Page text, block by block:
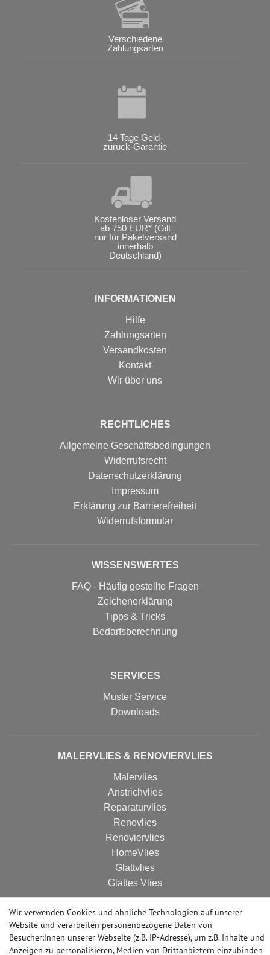
Verschiedene
Zahlungsarten
14 Tage Geld-
zurück-Garantie
Kostenloser Versand
ab 750 EUR* (Gilt
nur für Paketversand
innerhalb
Deutschland)
INFORMATIONEN
Hilfe
Zahlungsarten
Versandkosten
Kontakt
Wir über uns
RECHTLICHES
Allgemeine Geschäftsbedingungen
Widerrufsrecht
Datenschutzerklärung
Impressum
Erklärung zur Barrierefreiheit
Widerrufs­formular
WISSENSWERTES
FAQ - Häufig gestellte Fragen
Zeichenerklärung
Tipps & Tricks
Bedarfsberechnung
SERVICES
Muster Service
Downloads
MALERVLIES & RENOVIERVLIES
Malervlies
Anstrichvlies
Reparaturvlies
Renovlies
Renoviervlies
HomeVlies
Glattvlies
Glattes Vlies
AUSSTELLUNG
Rund um die Uhr online bestellen oder vorab ein
Wir verwenden Cookies und ähnliche Technologien auf unserer
Website und verarbeiten personenbezogene Daten von
Besucher:innen unserer Webseite (z.B. IP-Adresse), um z.B. Inhalte und
Anzeigen zu personalisieren, Medien von Drittanbietern einzubinden